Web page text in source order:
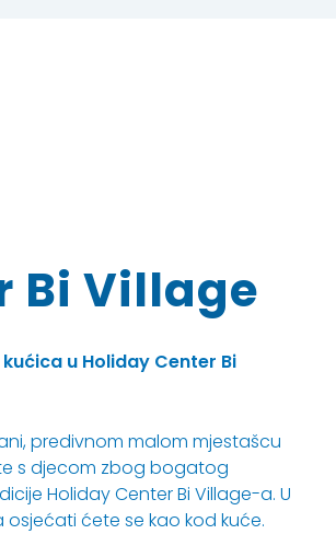
Bi Village
u Holiday Center Bi
predivnom malom mjestašcu
s djecom zbog bogatog
Holiday Center Bi Village-a. U
ćete se kao kod kuće.